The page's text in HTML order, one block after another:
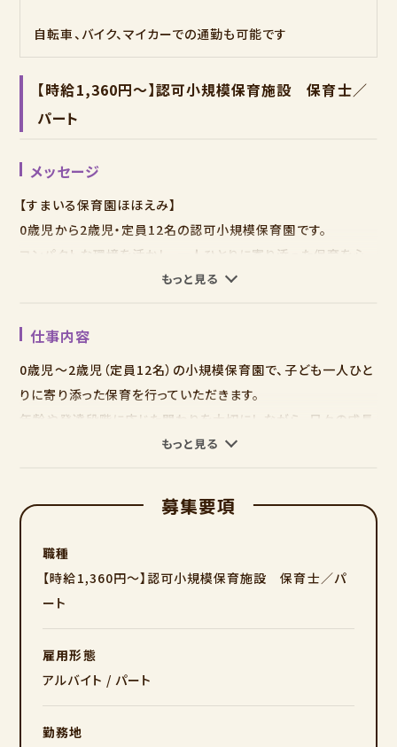
自転車、バイク、マイカーでの通勤も可能です
【時給1,360円～】認可小規模保育施設 保育士／
パート
メッセージ
【すまいる保育園ほほえみ】
0歳児から2歳児・定員12名の認可小規模保育園です。
コンパクトな環境を活かし、一人ひとりに寄り添った保育を心
隣には姉妹園の「すまいる保育園すこやか」があり
・天王寺・阿倍野駅から徒歩8分！
☆週4勤務パートさん募集☆
時間帯や曜日での手当があるので時給1560円も可能！
1日を通して子どもたちと関わりたいという方にオススメです◎
もっと見る
仕事内容
0歳児～2歳児（定員12名）の小規模保育園で、子ども一人ひと
りに寄り添った保育を行っていただきます。
年齢や発達段階に応じた関わりを大切にしながら、日々の成長
を近くで見守れる環境です。
職員同士で協力しながら安心して保育を進めることができま
す。
小規模ならではの落ち着いた環境で、子どもたちと丁寧に関わ
りたい方にぴったりです。
・施設内整備（掲示物作成、清掃等）
もっと見る
募集要項
職種
【時給1,360円～】認可小規模保育施設 保育士／パ
ート
雇用形態
アルバイト / パート
勤務地